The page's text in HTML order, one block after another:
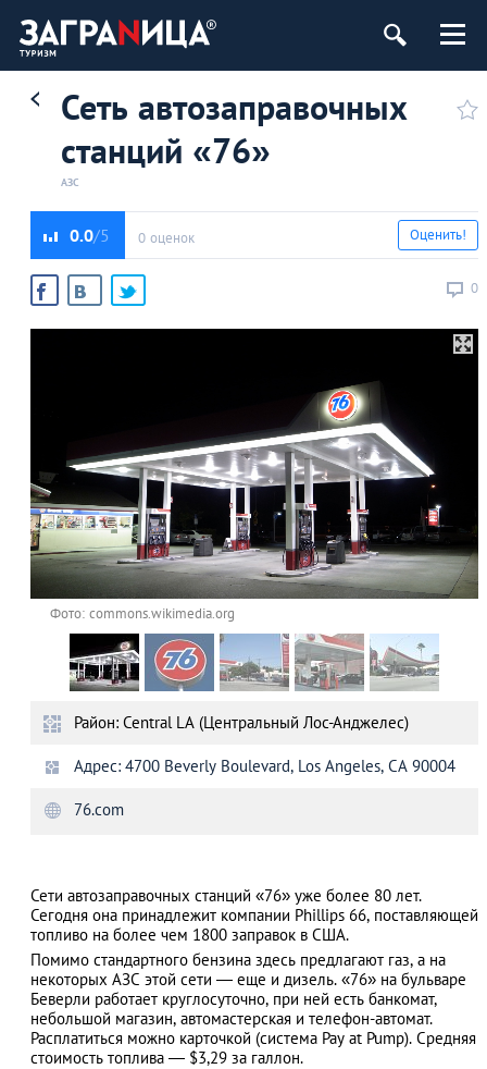
Сеть автозаправочных
станций «76»
АЗС
0.0 0 оценок
0
Оценить!
Фото: commons.wikimedia.org
Район: Central LA (Центральный Лос-Анджелес)
Адрес: 4700 Beverly Boulevard, Los Angeles, CA 90004
76.com
Сети автозаправочных станций «76» уже более 80 лет.
Сегодня она принадлежит компании Phillips 66, поставляющей
топливо на более чем 1800 заправок в США.
Помимо стандартного бензина здесь предлагают газ, а на
некоторых АЗС этой сети ― еще и дизель. «76» на бульваре
Беверли работает круглосуточно, при ней есть банкомат,
небольшой магазин, автомастерская и телефон-автомат.
Расплатиться можно карточкой (система Pay at Pump). Средняя
стоимость топлива ― $3,29 за галлон.